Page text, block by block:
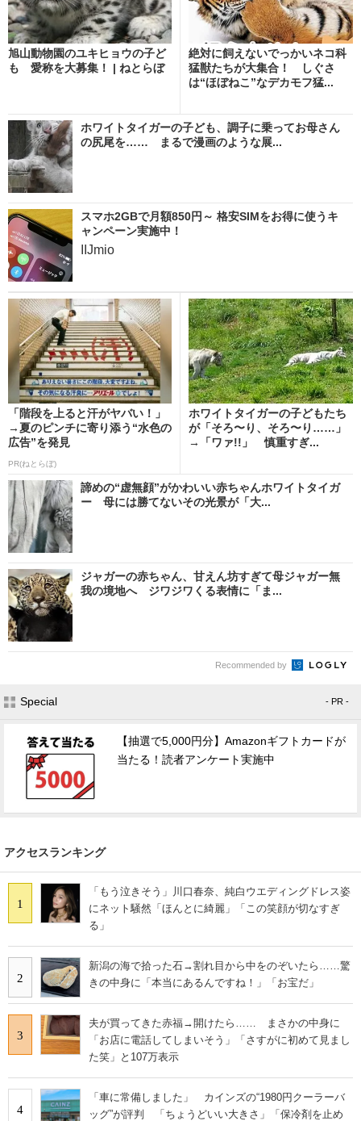
旭山動物園のユキヒョウの子ど
も 愛称を大募集！ | ねとらぼ
絶対に飼えないでっかいネコ科
猛獣たちが大集合！ しぐさ
は“ほぼねこ”なデカモフ猛...
ホワイトタイガーの子ども、調子に乗ってお母さん
の尻尾を…… まるで漫画のような展...
スマホ2GBで月額850円～ 格安SIMをお得に使うキ
ャンペーン実施中！
IIJmio
「階段を上ると汗がヤバい！」
→夏のピンチに寄り添う“水色の
広告”を発見
PR(ねとらぼ)
ホワイトタイガーの子どもたち
が「そろ〜り、そろ〜り……」
→「ワァ!!」 慎重すぎ...
諦めの“虚無顔”がかわいい赤ちゃんホワイトタイガ
ー 母には勝てないその光景が「大...
ジャガーの赤ちゃん、甘えん坊すぎて母ジャガー無
我の境地へ ジワジワくる表情に「ま...
Recommended by
Special - PR -
【抽選で5,000円分】Amazonギフトカードが
当たる！読者アンケート実施中
アクセスランキング
1
「もう泣きそう」川口春奈、純白ウエディングドレス姿
にネット騒然「ほんとに綺麗」「この笑顔が切なすぎ
る」
2
新潟の海で拾った石→割れ目から中をのぞいたら……驚
きの中身に「本当にあるんですね！」「お宝だ」
3
夫が買ってきた赤福→開けたら…… まさかの中身に
「お店に電話してしまいそう」「さすがに初めて見まし
た笑」と107万表示
4
「車に常備しました」 カインズの“1980円クーラーバ
ッグ”が評判 「ちょうどいい大きさ」「保冷剤を止め